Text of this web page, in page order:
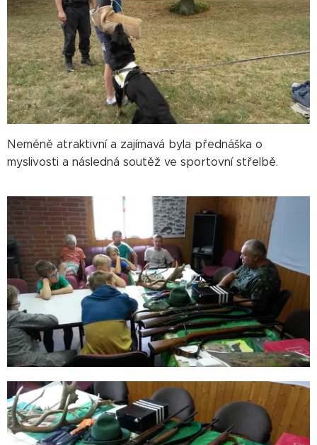
Neméně atraktivní a zajímavá byla přednáška o
myslivosti a následná soutěž ve sportovní střelbě.